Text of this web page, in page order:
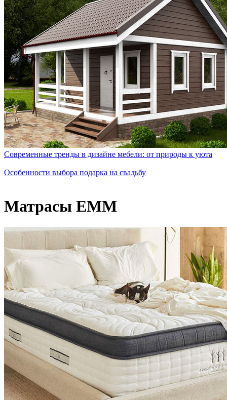
Современные тренды в дизайне мебели: от природы к уюта
Особенности выбора подарка на свадьбу
Матрасы EMM